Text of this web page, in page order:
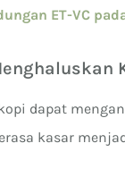
ET-VC
dapat
kasar